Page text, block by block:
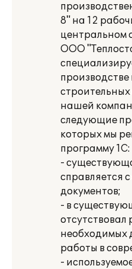
8" на 12
центральном
ООО
нашей
следующие
которых мы
программу 1С:
-
справляется
документов;
- в
отсутствовал
необходимых
работы в
-